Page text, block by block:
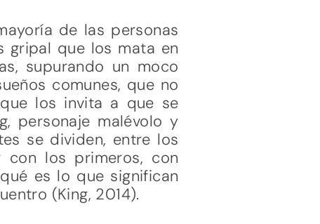
de las personas
gripal que los mata en
supurando un moco
comunes, que no
los invita a que se
personaje malévolo y
se dividen, entre los
los primeros, con
es lo que significan
(King, 2014).